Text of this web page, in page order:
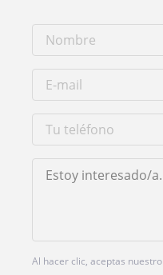
Al hacer clic, aceptas nuestro